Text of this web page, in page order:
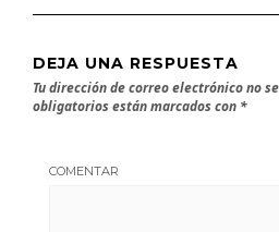
DEJA UNA RESPUESTA
Tu dirección de correo electrónico no
obligatorios están marcados con *
COMENTAR